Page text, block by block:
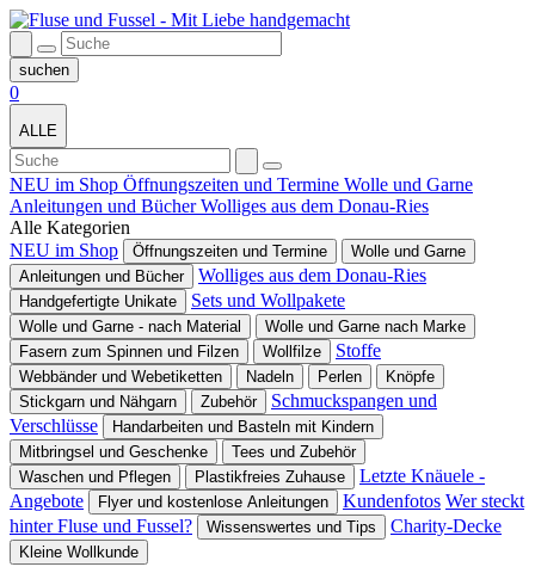
0
ALLE
NEU im Shop Öffnungszeiten und Termine Wolle und Garne
Anleitungen und BücherWolliges aus dem Donau-Ries
Alle Kategorien
NEU im Shop
Öffnungszeiten und Termine
Wolle und Garne
Anleitungen und Bücher
Wolliges aus dem Donau-Ries
Handgefertigte Unikate Sets und Wollpakete
Wolle und Garne - nach Material
Wolle und Garne nach Marke
Fasern zum Spinnen und Filzen
Wollfilze Stoffe
Webbänder und Webetiketten Nadeln Perlen
Knöpfe
Stickgarn und Nähgarn
Zubehör
Schmuckspangen und
Verschlüsse
Handarbeiten und Basteln mit Kindern
Mitbringsel und Geschenke
Tees und Zubehör
Waschen und Pflegen
Plastikfreies Zuhause
Letzte Knäuele -
Angebote
Flyer und kostenlose Anleitungen Kundenfotos Wer steckt
hinter Fluse und Fussel?
Wissenswertes und Tips Charity-Decke
Kleine Wollkunde